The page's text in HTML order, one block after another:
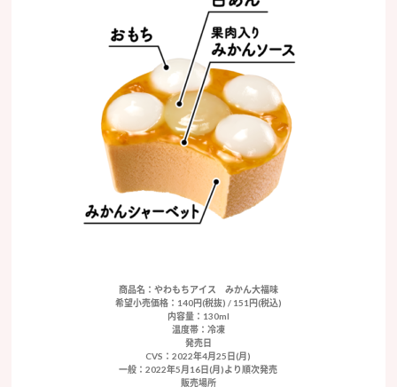
商品名：やわもちアイス みかん大福味
希望小売価格：140円(税抜) / 151円(税込)
内容量：130ml
温度帯：冷凍
発売日
CVS：2022年4月25日(月)
一般：2022年5月16日(月)より順次発売
販売場所